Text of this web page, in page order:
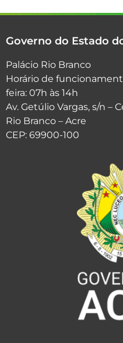
Governo do Estado
Palácio Rio Branco
Horário de
feira: 07h às 14h
Av. Getúlio Vargas, s/n –
Rio Branco – Acre
CEP: 69900-100